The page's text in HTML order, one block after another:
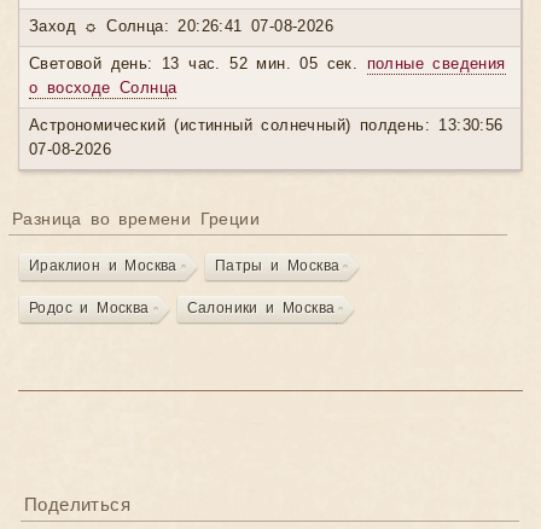
Заход ☼ Солнца: 20:26:41 07-08-2026
Световой день: 13 час. 52 мин. 05 сек. полные сведения
о восходе Солнца
Астрономический (истинный солнечный) полдень: 13:30:56
07-08-2026
Разница во времени Греции
Ираклион и Москва Патры и Москва
Родос и Москва Салоники и Москва
Поделиться